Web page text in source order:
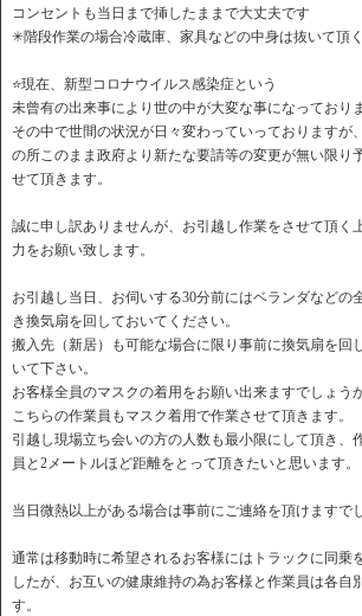
コンセントも当日まで挿したままで大丈夫です
✳︎階段作業の場合冷蔵庫、家具などの中身は抜いて頂
⭐️現在、新型コロナウイルス感染症という
未曾有の出来事により世の中が大変な事になっておりま
その中で世間の状況が日々変わっていっておりますが
の所このまま政府より新たな要請等の変更が無い限り
せて頂きます。
誠に申し訳ありませんが、お引越し作業をさせて頂く
力をお願い致します。
お引越し当日、お伺いする30分前にはベランダなどの
き換気扇を回しておいてください。
搬入先（新居）も可能な場合に限り事前に換気扇を回
いて下さい。
お客様全員のマスクの着用をお願い出来ますでしょう
こちらの作業員もマスク着用で作業させて頂きます。
引越し現場立ち会いの方の人数も最小限にして頂き、
員と2メートルほど距離をとって頂きたいと思います。
当日微熱以上がある場合は事前にご連絡を頂けますで
通常は移動時に希望されるお客様にはトラックに同乗
したが、お互いの健康維持の為お客様と作業員は各自
す。